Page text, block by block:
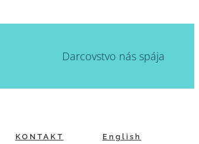
Darcovstvo nás spája
KONTAKT English